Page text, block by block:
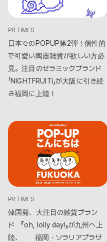
PR TIMES
日本でのPOPUP第2弾！個性的
で可愛い陶器雑貨が欲しい方必
見。注目のセラミックブランド
「NIGHTFRUITI」が大阪に引き続
き福岡に上陸！
PR TIMES
韓国発、大注目の雑貨ブラン
ド 『oh, lolly day!』が九州へ上
陸、 福岡・ソラリアプラザ